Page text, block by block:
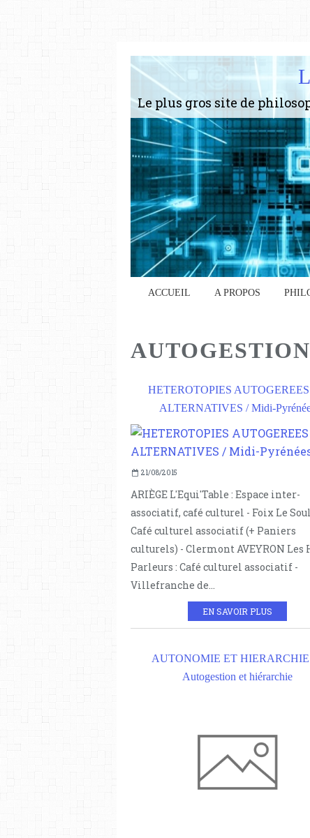
ACCUEIL A PROPOS
AUTOGESTION
HETEROTOPIES
ALTERNATIVES / Midi-
21/08/2015
ARIÈGE L'Equi'Table : Espace inter-
associatif, café culturel - Foix Le
Café culturel associatif (+ Paniers
culturels) - Clermont AVEYRON Les
Parleurs : Café culturel associatif -
Villefranche de...
EN SAVOIR PLUS
AUTONOMIE ET HIERARCHIE
Autogestion et hiérarchie